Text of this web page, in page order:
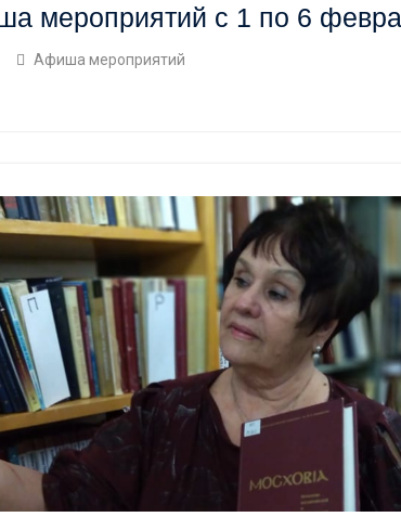
мероприятий с 1 по 6
Афиша мероприятий